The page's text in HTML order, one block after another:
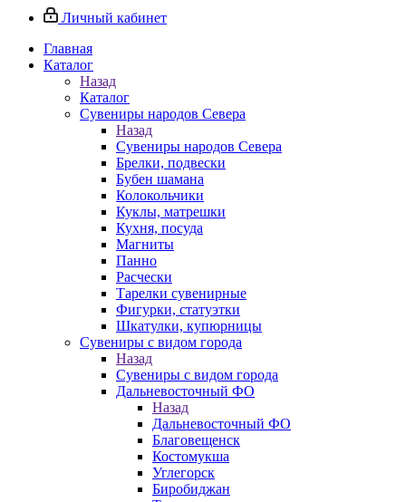
Личный кабинет
Главная
Каталог
Назад
Каталог
Сувениры народов Севера
Назад
Сувениры народов Севера
Брелки, подвески
Бубен шамана
Колокольчики
Куклы, матрешки
Кухня, посуда
Магниты
Панно
Расчески
Тарелки сувенирные
Фигурки, статуэтки
Шкатулки, купюрницы
Сувениры с видом города
Назад
Сувениры с видом города
Дальневосточный ФО
Назад
Дальневосточный ФО
Благовещенск
Костомукша
Углегорск
Биробиджан